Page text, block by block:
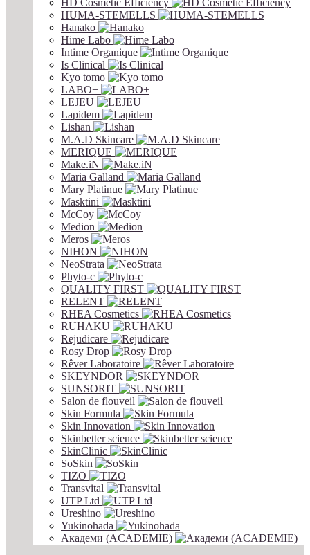
HD Cosmetic Efficiency
HUMA-STEMELLS
Hanako
Hime Labo
Intime Organique
Is Clinical
Kyo tomo
LABO+
LEJEU
Lapidem
Lishan
M.A.D Skincare
MERIQUE
Make.iN
Maria Galland
Mary Platinue
Masktini
McCoy
Medion
Meros
NIHON
NeoStrata
Phyto-c
QUALITY FIRST
RELENT
RHEA Cosmetics
RUHAKU
Rejudicare
Rosy Drop
Rêver Laboratoire
SKEYNDOR
SUNSORIT
Salon de flouveil
Skin Formula
Skin Innovation
Skinbetter science
SkinСlinic
SoSkin
TIZO
Transvital
UTP Ltd
Ureshino
Yukinohada
Академи (ACADEMIE)